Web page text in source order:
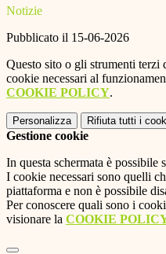
Notizie
Pubblicato il 15-06-2026
Questo sito o gli strumenti terzi
cookie necessari al
COOKIE POLICY.
Personalizza Rifiuta tutti i
Gestione cookie
In questa schermata è possibile
I cookie necessari sono quelli
piattaforma e non è possibile
Per conoscere quali sono i
visionare la COOKIE